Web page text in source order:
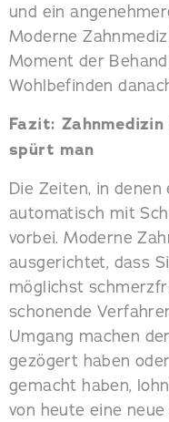
und ein
Moderne
Moment der
Wohlbefinden
Fazit:
spürt man
Die Zeiten, in
automatisch mit
vorbei. Moderne
ausgerichtet, dass
möglichst
schonende
Umgang machen
gezögert haben
gemacht haben,
von heute eine